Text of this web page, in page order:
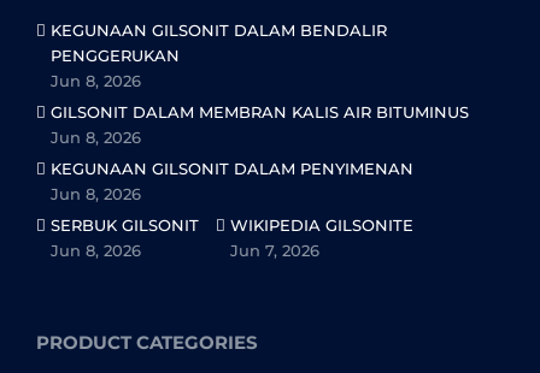
KEGUNAAN GILSONIT DALAM BENDALIR
PENGGERUKAN
Jun 8, 2026
GILSONIT DALAM MEMBRAN KALIS AIR BITUMINUS
Jun 8, 2026
KEGUNAAN GILSONIT DALAM PENYIMENAN
Jun 8, 2026
SERBUK GILSONIT
Jun 8, 2026
WIKIPEDIA GILSONITE
Jun 7, 2026
PRODUCT CATEGORIES